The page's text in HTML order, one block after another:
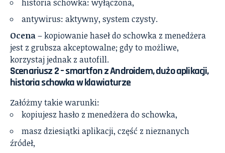
historia schowka: wyłączona,
antywirus: aktywny, system czysty.
Ocena– kopiowanie haseł do schowka z menedżera
jest z grubsza akceptowalne; gdy to możliwe,
korzystaj jednak z autofill.
Scenariusz 2 – smartfon z Androidem, dużo aplikacji,
historia schowka w klawiaturze
Załóżmy takie warunki:
kopiujesz hasło z menedżera do schowka,
masz dziesiątki aplikacji, część z nieznanych
źródeł,